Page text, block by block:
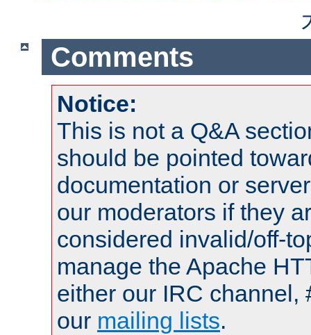
Comments
Notice:
This is not a Q&A
should be pointed
documentation or
our moderators if they
considered invalid/off-
manage the Apache
either our IRC channel,
our mailing lists.